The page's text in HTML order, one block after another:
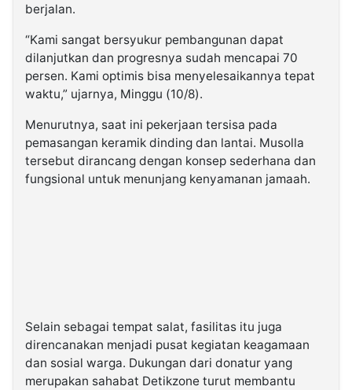
berjalan.
“Kami sangat bersyukur pembangunan dapat
dilanjutkan dan progresnya sudah mencapai 70
persen. Kami optimis bisa menyelesaikannya tepat
waktu,” ujarnya, Minggu (10/8).
Menurutnya, saat ini pekerjaan tersisa pada
pemasangan keramik dinding dan lantai. Musolla
tersebut dirancang dengan konsep sederhana dan
fungsional untuk menunjang kenyamanan jamaah.
Selain sebagai tempat salat, fasilitas itu juga
direncanakan menjadi pusat kegiatan keagamaan
dan sosial warga. Dukungan dari donatur yang
merupakan sahabat Detikzone turut membantu